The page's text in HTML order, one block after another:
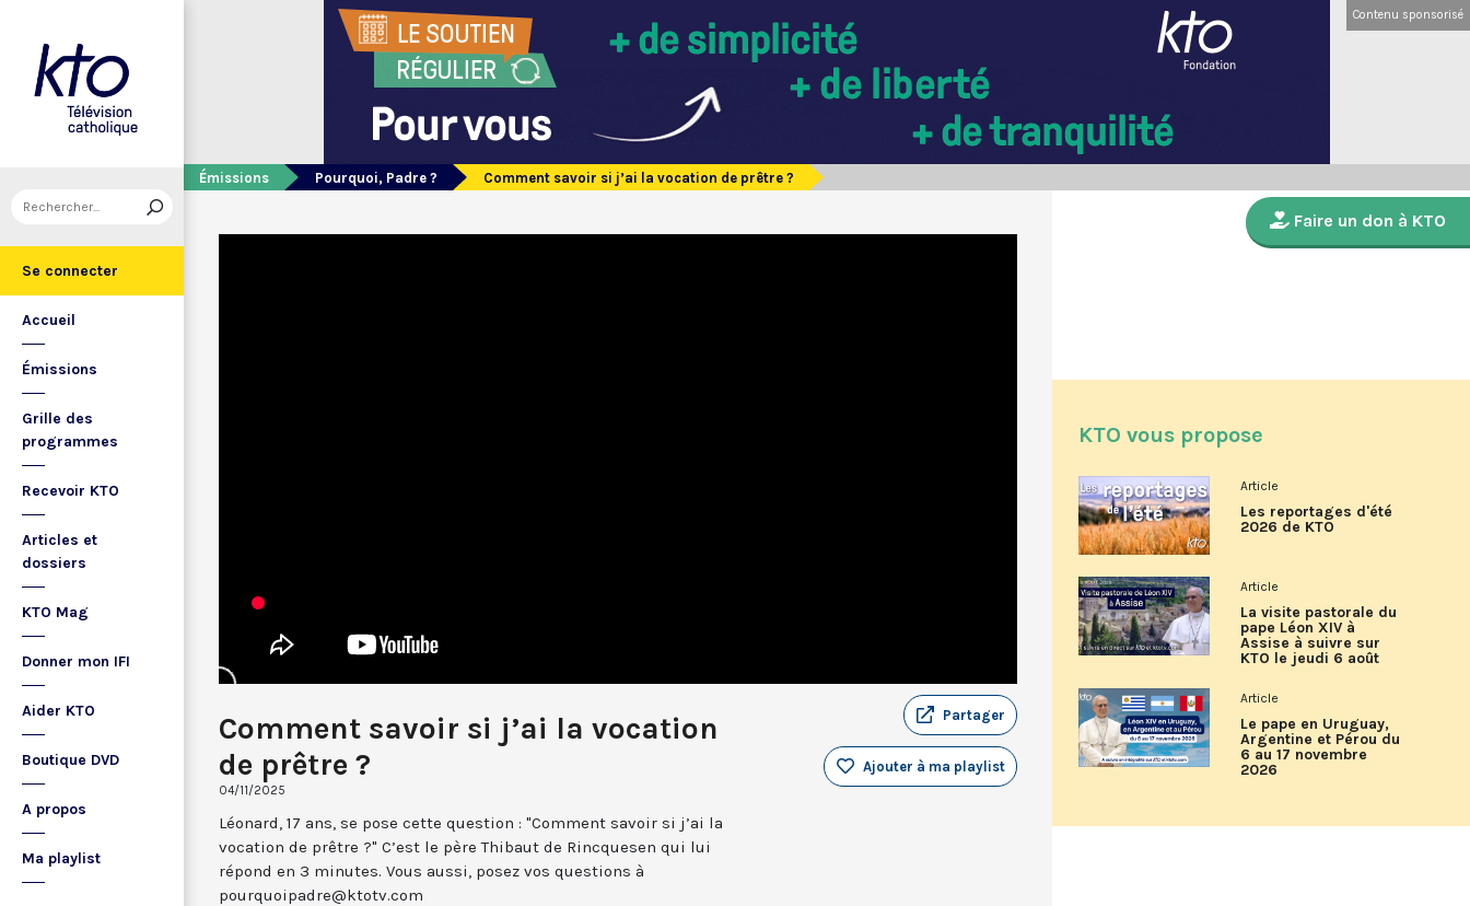
Se connecter
Accueil
Émissions
Grille des
programmes
Recevoir KTO
Articles et
dossiers
KTO Mag
Donner mon IFI
Aider KTO
Boutique DVD
A propos
Ma playlist
Contenu sponsorisé
Émissions Pourquoi, Padre ? Comment savoir si j’ai la vocation de prêtre ?
Comment savoir si j’ai la vocation
de prêtre ?
04/11/2025
Partager
Ajouter à ma playlist
Léonard, 17 ans, se pose cette question : "Comment savoir si j’ai la
vocation de prêtre ?" C’est le père Thibaut de Rincquesen qui lui
répond en 3 minutes. Vous aussi, posez vos questions à
pourquoipadre@ktotv.com
Faire un don à KTO
KTO vous propose
Article
Les reportages d'été
2026 de KTO
Article
La visite pastorale du
pape Léon XIV à
Assise à suivre sur
KTO le jeudi 6 août
Article
Le pape en Uruguay,
Argentine et Pérou du
6 au 17 novembre
2026